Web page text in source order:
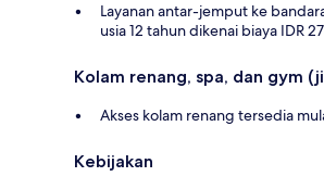
Layanan antar-jemput ke
usia 12 tahun dikenai biaya IDR
Kolam renang, spa, dan gym
Akses kolam renang tersedia
Kebijakan